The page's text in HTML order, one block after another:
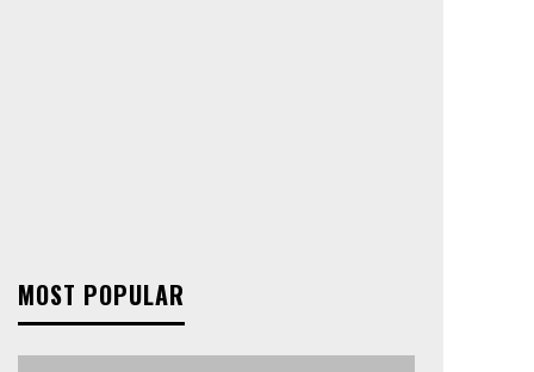
MOST POPULAR